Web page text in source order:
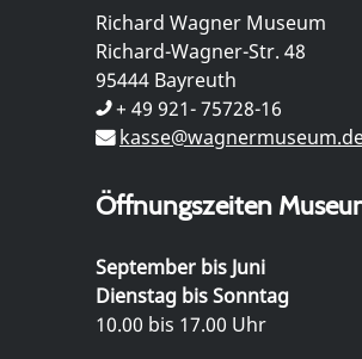
Richard Wagner Museum
Richard-Wagner-Str. 48
95444 Bayreuth
+ 49 921- 75728-16
Öffnungszeiten
September bis Juni
Dienstag bis Sonntag
10.00 bis 17.00 Uhr